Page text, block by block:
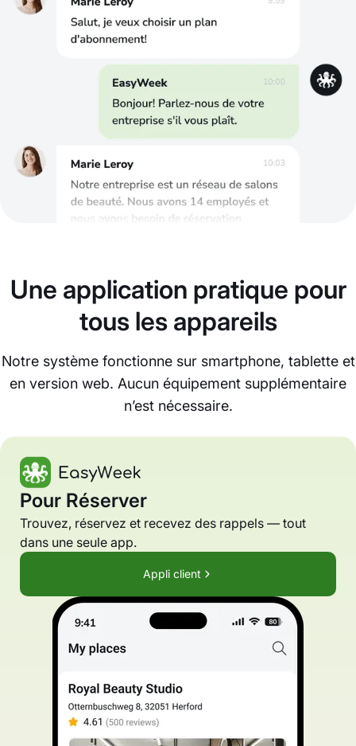
Une application pratique pour
tous les appareils
Notre système fonctionne sur smartphone, tablette et
en version web. Aucun équipement supplémentaire
n’est nécessaire.
Pour Réserver
Trouvez, réservez et recevez des rappels — tout
dans une seule app.
Appli client